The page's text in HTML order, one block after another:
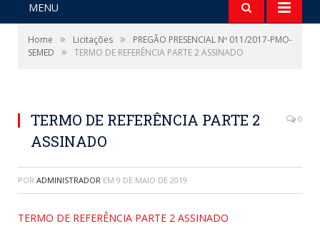
MENU
Home » Licitações »
PREGÃO PRESENCIAL Nº 011/2017-PMO-
SEMED
» TERMO DE REFERÊNCIA PARTE 2 ASSINADO
TERMO DE REFERÊNCIA PARTE 2
ASSINADO
0
POR ADMINISTRADOR EM 9 DE MAIO DE 2019
TERMO DE REFERÊNCIA PARTE 2 ASSINADO